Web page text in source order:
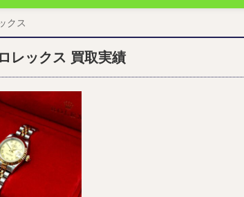
クス
レックス 買取実績